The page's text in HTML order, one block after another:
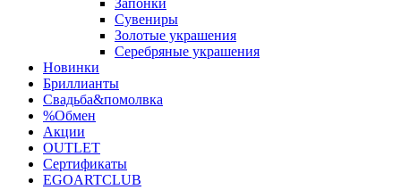
Запонки
Сувениры
Золотые украшения
Серебряные украшения
Новинки
Бриллианты
Свадьба&помолвка
%Обмен
Акции
OUTLET
Сертификаты
EGOARTCLUB